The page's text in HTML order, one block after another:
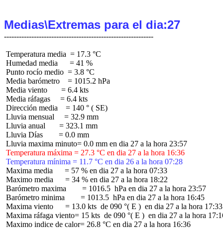
Medias\Extremas para el dia:27
Temperatura media  = 17.3 °C
Humedad media      = 41 %
Punto rocío medio  = 3.8 °C
Media barómetro    = 1015.2 hPa
Media viento       = 6.4 kts
Media ráfagas     = 6.4 kts
Dirección media    = 140 ° ( SE)
Lluvia mensual     = 32.9 mm
Lluvia anual       = 323.1 mm
Lluvia Días        = 0.0 mm
Temperatura máxima = 27.3 °C en dia 27 a la hora 16:36
Temperatura mínima = 11.7 °C en dia 26 a la hora 07:28
Maxima media      = 57 % en dia 27 a la hora 07:33
Maximo media      = 34 % en dia 27 a la hora 18:22
Barómetro maxima        = 1016.5  hPa en dia 27 a la hora 23:57
Barómetro minima        = 1013.5  hPa en dia 27 a la hora 16:45
Maxima viento      = 13.0 kts  de 090 °( E )  en dia 27 a la hora 17:33
Maxima ráfaga viento= 15 kts  de 090 °( E )  en dia 27 a la hora
Maximo indice de calor= 26.8 °C en dia 27 a la hora 16:36